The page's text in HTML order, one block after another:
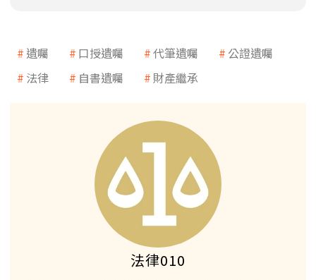
遺囑 口授遺囑 代筆遺囑
公證遺囑
法律
自書遺囑 財產繼承
法律010